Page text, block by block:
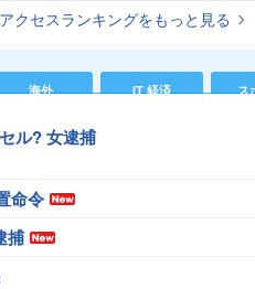
クセスランキングをもっと見る
海外 IT 経済 ス
ル? 女逮捕
命令
捕